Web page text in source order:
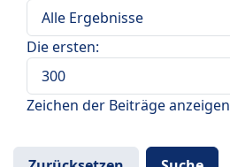
Die ersten:
Zeichen der Beiträge anzeigen